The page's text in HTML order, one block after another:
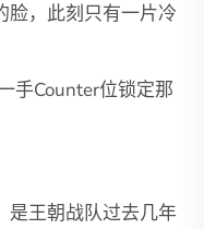
脸，此刻只有一片冷
手Counter位锁定那
是王朝战队过去几年